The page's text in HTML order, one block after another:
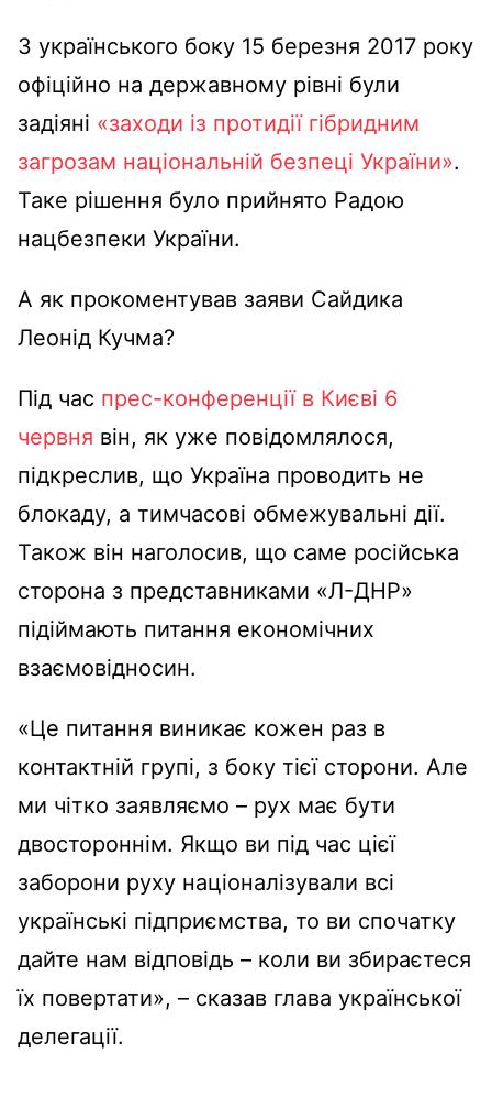
З українського боку 15 березня 2017 року
офіційно на державному рівні були
задіяні «заходи із протидії гібридним
загрозам національній безпеці України».
Таке рішення було прийнято Радою
нацбезпеки України.
А як прокоментував заяви Сайдика
Леонід Кучма?
Під час прес-конференції в Києві 6
червня він, як уже повідомлялося,
підкреслив, що Україна проводить не
блокаду, а тимчасові обмежувальні дії.
Також він наголосив, що саме російська
сторона з представниками «Л-ДНР»
підіймають питання економічних
взаємовідносин.
«Це питання виникає кожен раз в
контактній групі, з боку тієї сторони. Але
ми чітко заявляємо – рух має бути
двостороннім. Якщо ви під час цієї
заборони руху націоналізували всі
українські підприємства, то ви спочатку
дайте нам відповідь – коли ви збираєтеся
їх повертати», – сказав глава української
делегації.